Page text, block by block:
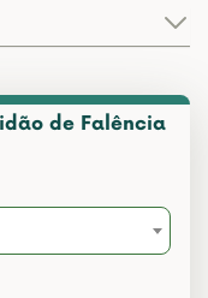
de Falência